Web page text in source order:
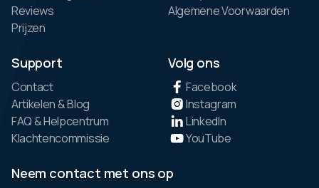
Reviews
Prijzen
Algemene Voorwaarden
Support
Contact
Artikelen & Blog
FAQ & Helpcentrum
Klachtencommissie
Volg ons
Facebook
Instagram
LinkedIn
YouTube
Neem contact met ons op